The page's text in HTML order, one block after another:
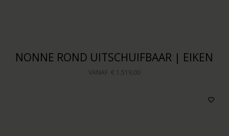
NONNE ROND UITSCHUIFBAAR | EIKEN
VANAF € 1.519,00